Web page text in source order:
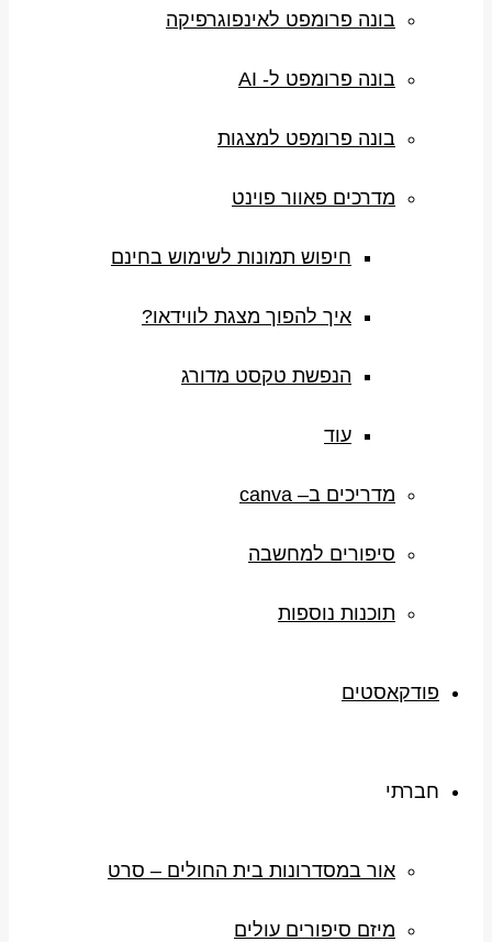
בונה פרומפט לאינפוגרפיקה
בונה פרומפט ל- AI
בונה פרומפט למצגות
מדרכים פאוור פוינט
חיפוש תמונות לשימוש בחינם
איך להפוך מצגת לווידאו?
הנפשת טקסט מדורג
עוד
מדריכים ב– canva
סיפורים למחשבה
תוכנות נוספות
פודקאסטים
חברתי
אור במסדרונות בית החולים – סרט
מיזם סיפורים עולים